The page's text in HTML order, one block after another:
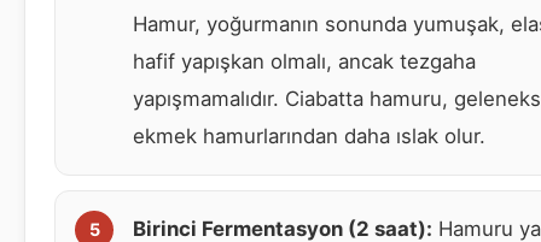
Hamur, yoğurmanın sonunda yumuşak,
hafif yapışkan olmalı, ancak tezgaha
yapışmamalıdır. Ciabatta hamuru,
ekmek hamurlarından daha ıslak olur.
Birinci Fermentasyon (2 saat): Hamuru